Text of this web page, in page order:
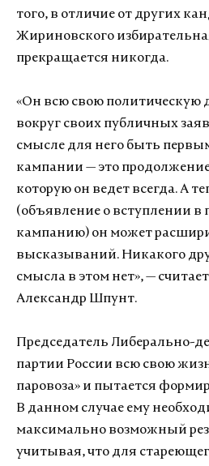
того, в отличие от других
Жириновского
прекращается никогда.
«Он всю свою политическую
вокруг своих публичных
смысле для него быть
кампании — это
которую он ведет всегда. А
(объявление о вступлении
кампанию) он может
высказываний. Никакого
смысла в этом нет», —
Александр Шпунт.
Председатель Либерально-
партии России всю свою
паровоза» и пытается
В данном случае ему
максимально возможный
учитывая, что для